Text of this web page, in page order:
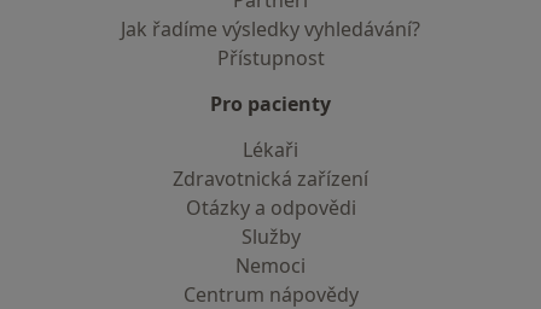
Jak řadíme výsledky vyhledávání?
Přístupnost
Pro pacienty
Lékaři
Zdravotnická zařízení
Otázky a odpovědi
Služby
Nemoci
Centrum nápovědy